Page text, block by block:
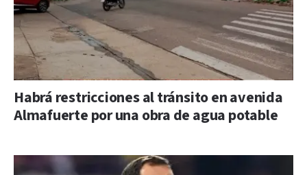
Habrá restricciones al tránsito en avenida
Almafuerte por una obra de agua potable